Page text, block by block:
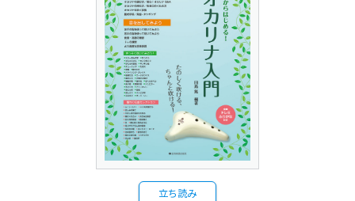
立ち読み